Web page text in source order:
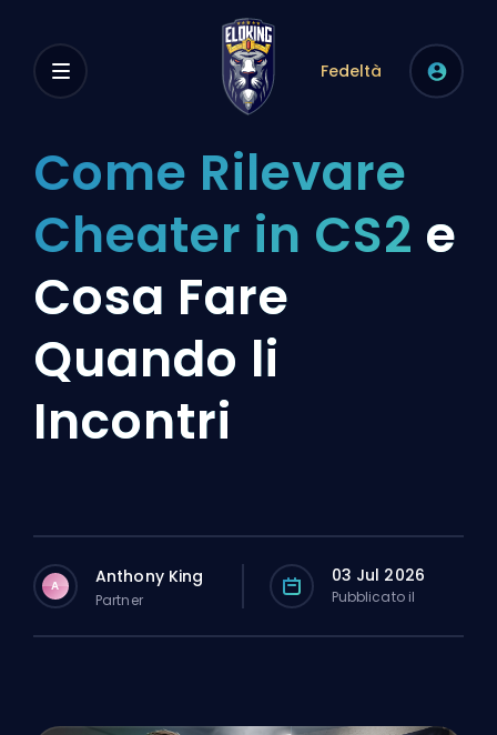
Fedeltà
Come Rilevare
Cheater in CS2 e
Cosa Fare
Quando li
Incontri
A Anthony King
Partner
03 Jul 2026
Pubblicato il